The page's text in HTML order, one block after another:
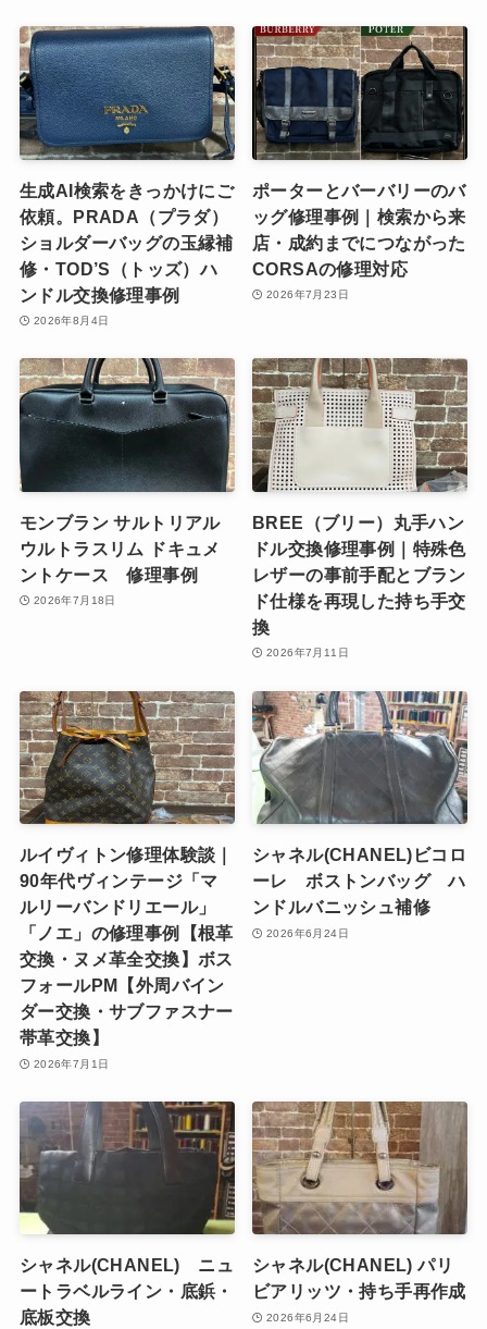
生成AI検索をきっかけにご
依頼。PRADA（プラダ）
ショルダーバッグの玉縁補
修・TOD’S（トッズ）ハ
ンドル交換修理事例
2026年8月4日
ポーターとバーバリーのバ
ッグ修理事例｜検索から来
店・成約までにつながった
CORSAの修理対応
2026年7月23日
モンブラン サルトリアル
ウルトラスリム ドキュメ
ントケース 修理事例
2026年7月18日
BREE（ブリー）丸手ハン
ドル交換修理事例｜特殊色
レザーの事前手配とブラン
ド仕様を再現した持ち手交
換
2026年7月11日
ルイヴィトン修理体験談｜
90年代ヴィンテージ「マ
ルリーバンドリエール」
「ノエ」の修理事例【根革
交換・ヌメ革全交換】ボス
フォールPM【外周バイン
ダー交換・サブファスナー
帯革交換】
2026年7月1日
シャネル(CHANEL)ビコロ
ーレ ボストンバッグ ハ
ンドルバニッシュ補修
2026年6月24日
シャネル(CHANEL) ニュ
ートラベルライン・底鋲・
底板交換
シャネル(CHANEL) パリ
ビアリッツ・持ち手再作成
2026年6月24日